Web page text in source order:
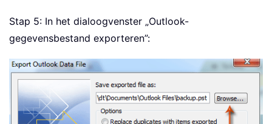
Stap 5: In het dialoogvenster „Outlook-
gegevensbestand exporteren”: